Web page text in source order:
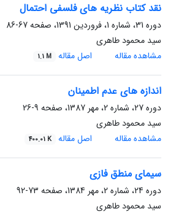
نقد کتاب نظریه های فلسفی احتمال
دوره 31، شماره 1، فروردین 1391، صفحه
67-86
سید محمود طاهری
مشاهده مقاله
اصل مقاله 1.1 M
اندازه های عدم اطمینان
دوره 27، شماره 2، مهر 1387، صفحه
9-26
سید محمود طاهری
مشاهده مقاله
اصل مقاله 400.01 K
سیمای منطق فازی
دوره 24، شماره 2، مهر 1384، صفحه
73-92
سید محمود طاهری